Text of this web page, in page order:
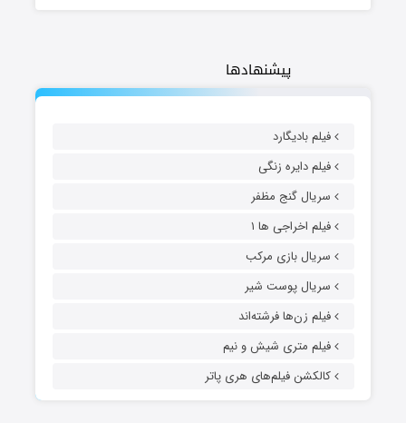
پیشنهادها
فیلم بادیگارد
فیلم دایره زنگی
سریال گنج مظفر
فیلم اخراجی ها ۱
سریال بازی مرکب
سریال پوست شیر
فیلم زن‌ها فرشته‌اند
فیلم متری شیش و نیم
کالکشن فیلم‌های هری پاتر